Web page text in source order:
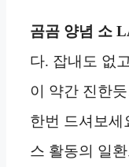
곰곰 양념 소
다. 잡내도 없
이 약간 진한
한번 드셔보세
스 활동의 일